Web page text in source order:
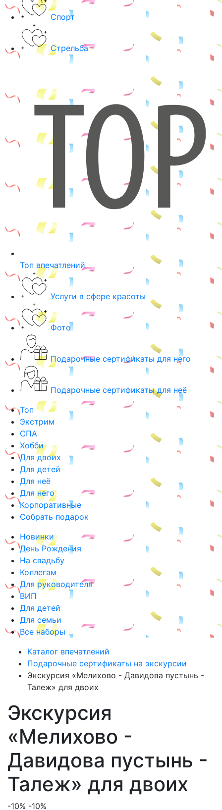
Спорт
Стрельба
Топ впечатлений
Услуги в сфере красоты
Фото
Подарочные сертификаты для него
Подарочные сертификаты для неё
Топ
Экстрим
СПА
Хобби
Для двоих
Для детей
Для неё
Для него
Корпоративные
Собрать подарок
Новинки
День Рождения
На свадьбу
Коллегам
Для руководителя
ВИП
Для детей
Для семьи
Все наборы
Каталог впечатлений
Подарочные сертификаты на экскурсии
Экскурсия «Мелихово - Давидова пустынь -
Талеж» для двоих
Экскурсия
«Мелихово -
Давидова пустынь -
Талеж» для двоих
-10% -10%